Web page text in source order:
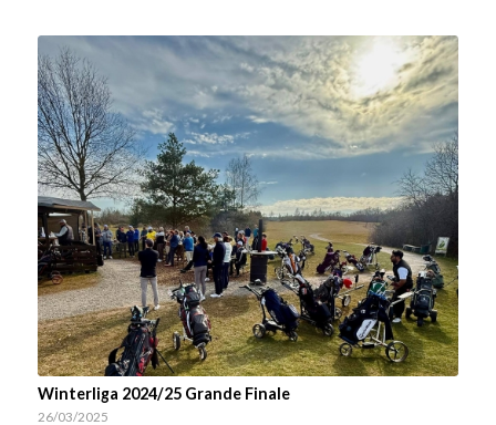
Winterliga 2024/25 Grande Finale
26/03/2025